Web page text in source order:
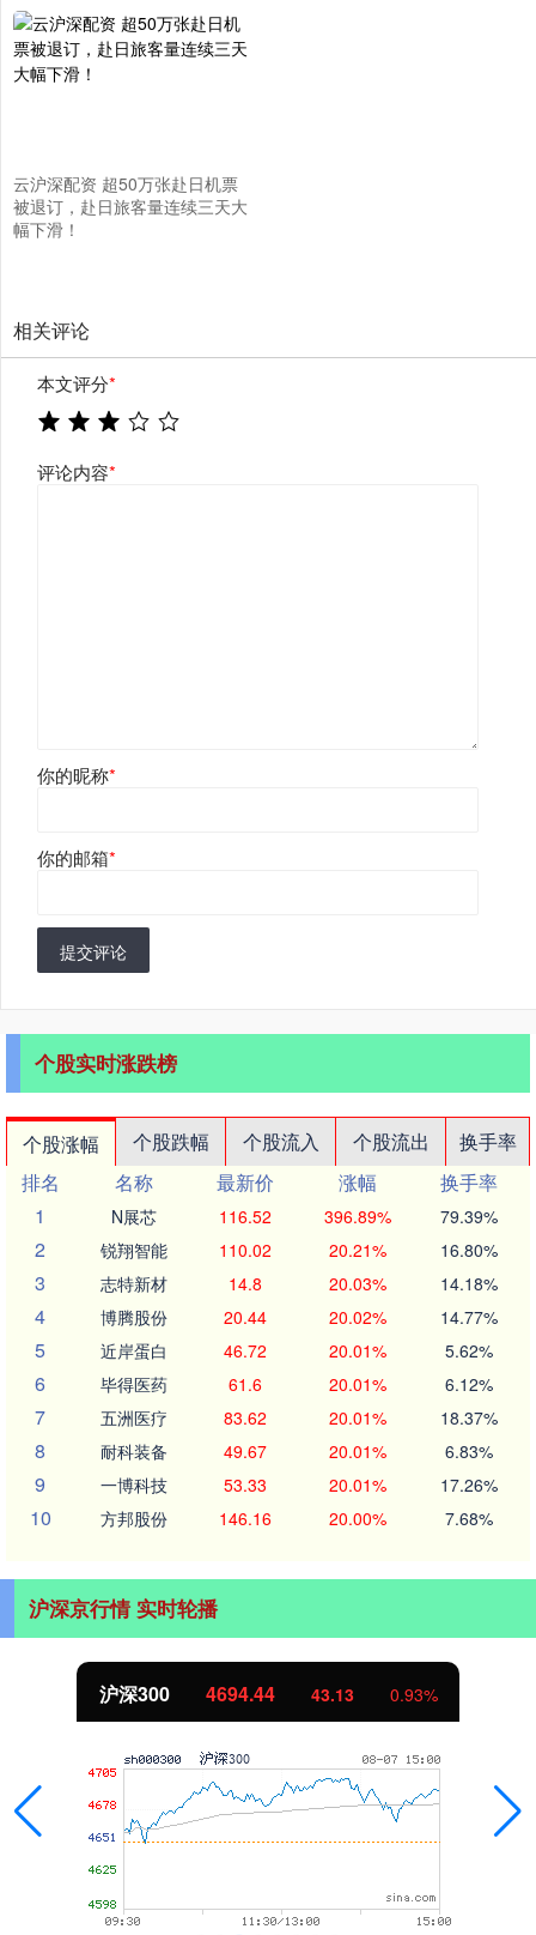
云沪深配资 超50万张赴日机票
被退订，赴日旅客量连续三天大
幅下滑！
相关评论
本文评分*
评论内容*
你的昵称*
你的邮箱*
提交评论
个股实时涨跌榜
个股涨幅 个股跌幅 个股流入 个股流出
换手率
排名
名称 最新价 涨幅
换手率
1
N展芯 116.52 396.89% 79.39%
2 锐翔智能 110.02 20.21% 16.80%
3 志特新材 14.8 20.03% 14.18%
4 博腾股份 20.44 20.02% 14.77%
5 近岸蛋白 46.72 20.01% 5.62%
6 毕得医药 61.6 20.01% 6.12%
7 五洲医疗 83.62 20.01% 18.37%
8 耐科装备 49.67 20.01% 6.83%
9 一博科技 53.33 20.01% 17.26%
10 方邦股份 146.16 20.00% 7.68%
沪深京行情 实时轮播
北证50 1134.24 11.37 1.01%